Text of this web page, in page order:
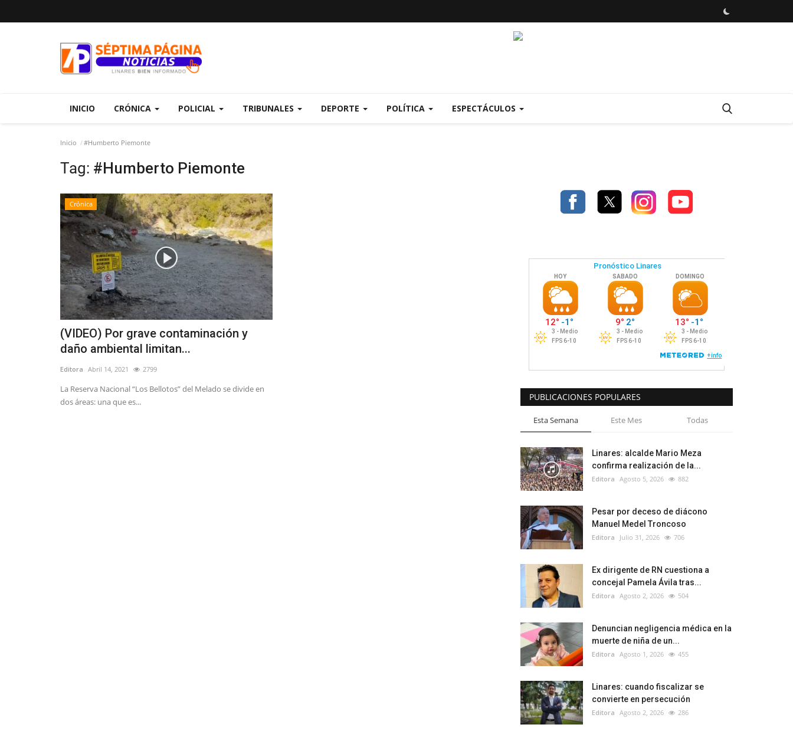
INICIO CRÓNICA POLICIAL TRIBUNALES DEPORTE POLÍTICA ESPECTÁCULOS
Inicio #Humberto Piemonte
Tag: #Humberto Piemonte
Crónica
(VIDEO) Por grave contaminación y
daño ambiental limitan...
Editora Abril 14, 2021 2799
La Reserva Nacional “Los Bellotos” del Melado se divide en
dos áreas: una que es...
PUBLICACIONES POPULARES
Esta Semana Este Mes Todas
Linares: alcalde Mario Meza
confirma realización de la...
Editora Agosto 5, 2026 882
Pesar por deceso de diácono
Manuel Medel Troncoso
Editora Julio 31, 2026 706
Ex dirigente de RN cuestiona a
concejal Pamela Ávila tras...
Editora Agosto 2, 2026 504
Denuncian negligencia médica en la
muerte de niña de un...
Editora Agosto 1, 2026 455
Linares: cuando fiscalizar se
convierte en persecución
Editora Agosto 2, 2026 286